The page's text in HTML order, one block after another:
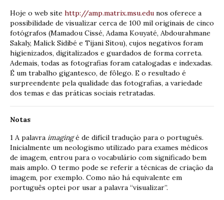
Hoje o web site http://amp.matrix.msu.edu nos oferece a
possibilidade de visualizar cerca de 100 mil originais de cinco
fotógrafos (Mamadou Cissé, Adama Kouyaté, Abdourahmane
Sakaly, Malick Sidibé e Tijani Sitou), cujos negativos foram
higienizados, digitalizados e guardados de forma correta.
Ademais, todas as fotografias foram catalogadas e indexadas.
É um trabalho gigantesco, de fôlego. E o resultado é
surpreendente pela qualidade das fotografias, a variedade
dos temas e das práticas sociais retratadas.
Notas
1 A palavra imagingé de difícil tradução para o português.
Inicialmente um neologismo utilizado para exames médicos
de imagem, entrou para o vocabulário com significado bem
mais amplo. O termo pode se referir a técnicas de criação da
imagem, por exemplo. Como não há equivalente em
português optei por usar a palavra “visualizar”.